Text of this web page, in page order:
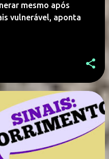
mesmo após
vulnerável, aponta